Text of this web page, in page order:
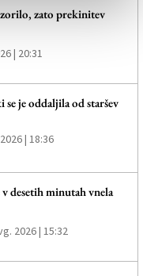
zato prekinitev
| 20:31
je oddaljila od staršev
| 18:36
desetih minutah vnela
2026 | 15:32